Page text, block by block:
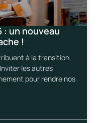
: un nouveau
!
à la transition
les autres
pour rendre nos